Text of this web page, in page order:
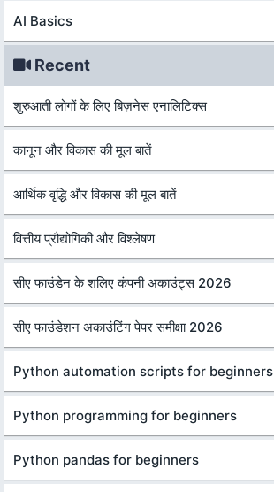
AI Basics
Recent
शुरुआती लोगों के लिए बिज़नेस एनालिटिक्स
कानून और विकास की मूल बातें
आर्थिक वृद्धि और विकास की मूल बातें
वित्तीय प्रौद्योगिकी और विश्लेषण
सीए फाउंडेन के शलिए कंपनी अकाउंट्स 2026
सीए फाउंडेशन अकाउंटिंग पेपर समीक्षा 2026
Python automation scripts for beginners
Python programming for beginners
Python pandas for beginners